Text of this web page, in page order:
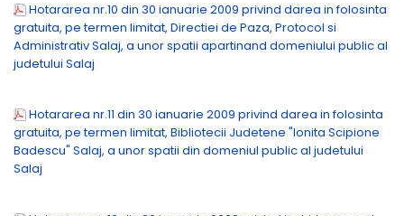
Hotararea nr.10 din 30 ianuarie 2009 privind darea in folosinta
gratuita, pe termen limitat, Directiei de Paza, Protocol si
Administrativ Salaj, a unor spatii apartinand domeniului public al
judetului Salaj
Hotararea nr.11 din 30 ianuarie 2009 privind darea in folosinta
gratuita, pe termen limitat, Bibliotecii Judetene "Ionita Scipione
Badescu" Salaj, a unor spatii din domeniul public al judetului
Salaj